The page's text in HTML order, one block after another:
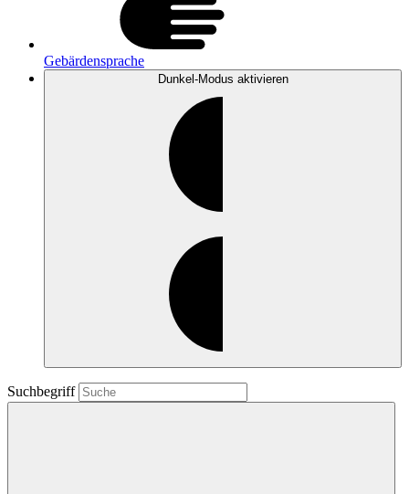
Gebärdensprache
Dunkel-Modus aktivieren
Suchbegriff